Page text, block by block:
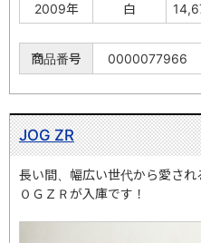
2009年
白
商品番号 0000077966
JOG ZR
長い間、幅広い世代から愛さ
ＯＧＺＲが入庫です！